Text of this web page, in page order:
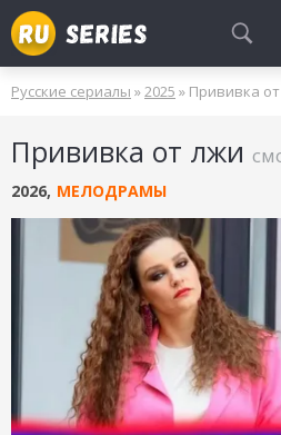
СМОТРЮ
БУДУ СМОТРЕТЬ
УЖЕ СМОТРЕЛ
Русские сериалы »2025 » Прививка
Прививка от лжи
2026, МЕЛОДРАМЫ